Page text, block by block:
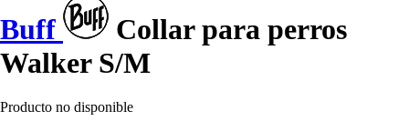
Buff
Collar para perros
Walker S/M
Producto no disponible